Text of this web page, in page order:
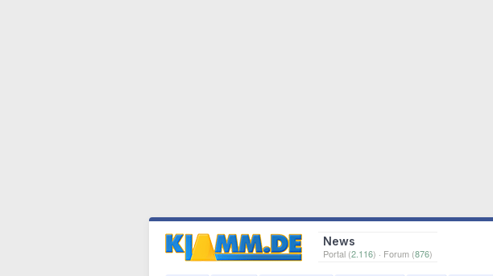
News
Portal (2.116) · Forum (876)